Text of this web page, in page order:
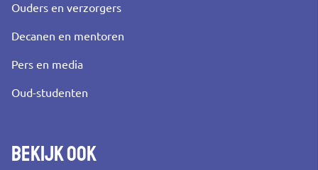
Ouders en verzorgers
Decanen en mentoren
Pers en media
Oud-studenten
Bekijk ook